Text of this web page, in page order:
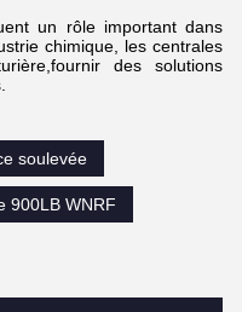
un rôle important dans
chimique, les centrales
des solutions
soulevée
900LB WNRF